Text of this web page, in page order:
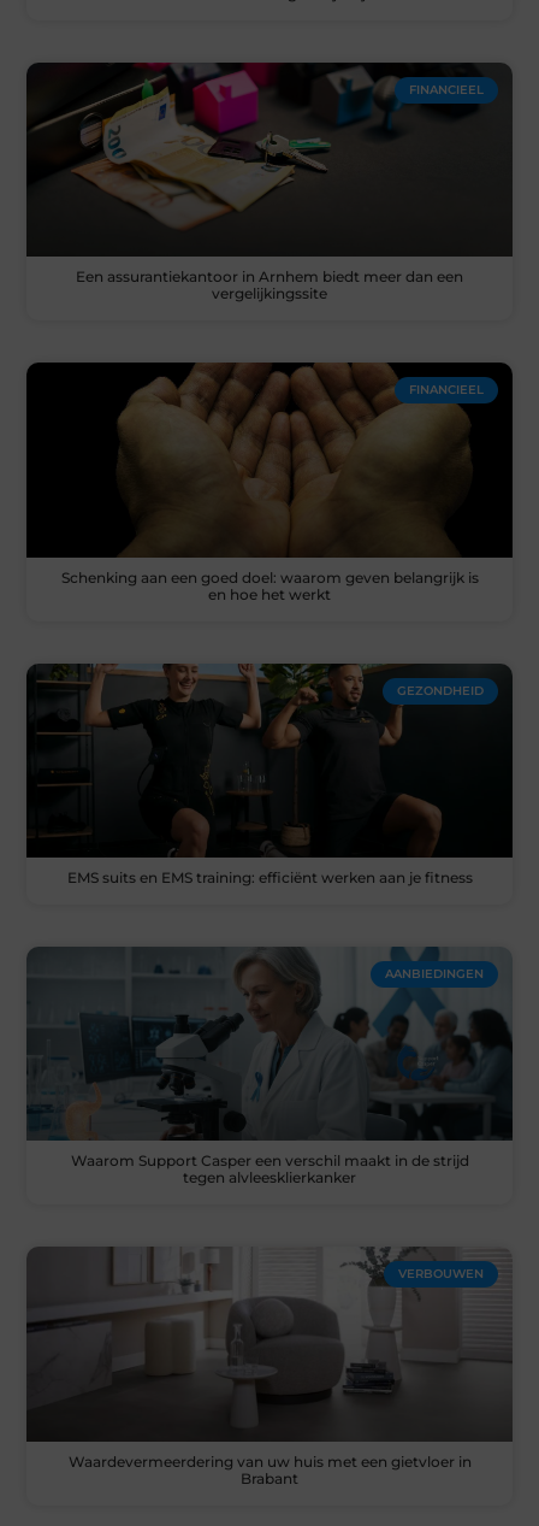
FINANCIEEL
Een assurantiekantoor in Arnhem biedt meer dan een
vergelijkingssite
FINANCIEEL
Schenking aan een goed doel: waarom geven belangrijk is
en hoe het werkt
GEZONDHEID
EMS suits en EMS training: efficiënt werken aan je fitness
AANBIEDINGEN
Waarom Support Casper een verschil maakt in de strijd
tegen alvleesklierkanker
VERBOUWEN
Waardevermeerdering van uw huis met een gietvloer in
Brabant